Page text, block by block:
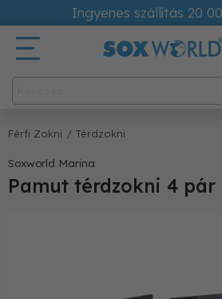
Ingyenes szállítás 20
Férfi Zokni / Térdzokni
Soxworld Marina
Pamut térdzokni 4 pár